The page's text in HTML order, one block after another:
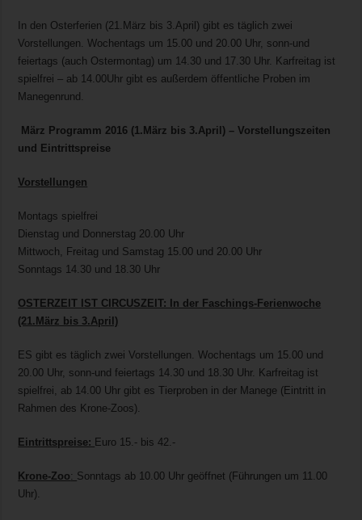
In den Osterferien (21.März bis 3.April) gibt es täglich zwei
Vorstellungen. Wochentags um 15.00 und 20.00 Uhr, sonn-und
feiertags (auch Ostermontag) um 14.30 und 17.30 Uhr. Karfreitag ist
spielfrei – ab 14.00Uhr gibt es außerdem öffentliche Proben im
Manegenrund.
März Programm 2016 (1.März bis 3.April) – Vorstellungszeiten
und Eintrittspreise
Vorstellungen
Montags spielfrei
Dienstag und Donnerstag 20.00 Uhr
Mittwoch, Freitag und Samstag 15.00 und 20.00 Uhr
Sonntags 14.30 und 18.30 Uhr
OSTERZEIT IST CIRCUSZEIT: In der Faschings-Ferienwoche
(21.März bis 3.April)
ES gibt es täglich zwei Vorstellungen. Wochentags um 15.00 und
20.00 Uhr, sonn-und feiertags 14.30 und 18.30 Uhr. Karfreitag ist
spielfrei, ab 14.00 Uhr gibt es Tierproben in der Manege (Eintritt in
Rahmen des Krone-Zoos).
Eintrittspreise: Euro 15.- bis 42.-
Krone-Zoo: Sonntags ab 10.00 Uhr geöffnet (Führungen um 11.00
Uhr).